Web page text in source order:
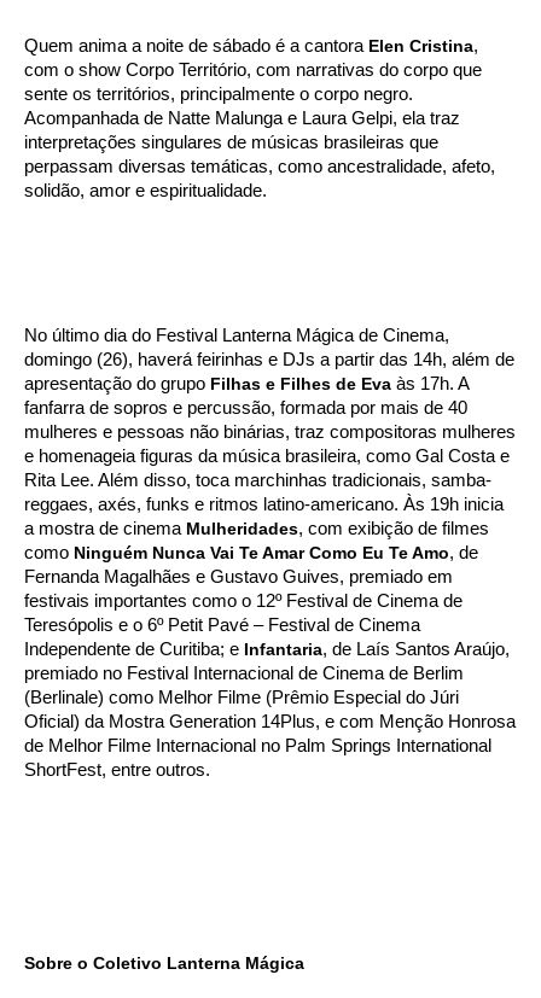
Quem anima a noite de sábado é a cantora Elen Cristina,
com o show Corpo Território, com narrativas do corpo que
sente os territórios, principalmente o corpo negro.
Acompanhada de Natte Malunga e Laura Gelpi, ela traz
interpretações singulares de músicas brasileiras que
perpassam diversas temáticas, como ancestralidade, afeto,
solidão, amor e espiritualidade.
No último dia do Festival Lanterna Mágica de Cinema,
domingo (26), haverá feirinhas e DJs a partir das 14h, além de
apresentação do grupo Filhas e Filhes de Eva às 17h. A
fanfarra de sopros e percussão, formada por mais de 40
mulheres e pessoas não binárias, traz compositoras mulheres
e homenageia figuras da música brasileira, como Gal Costa e
Rita Lee. Além disso, toca marchinhas tradicionais, samba-
reggaes, axés, funks e ritmos latino-americano. Às 19h inicia
a mostra de cinema Mulheridades, com exibição de filmes
como Ninguém Nunca Vai Te Amar Como Eu Te Amo, de
Fernanda Magalhães e Gustavo Guives, premiado em
festivais importantes como o 12º Festival de Cinema de
Teresópolis e o 6º Petit Pavé – Festival de Cinema
Independente de Curitiba; e Infantaria, de Laís Santos Araújo,
premiado no Festival Internacional de Cinema de Berlim
(Berlinale) como Melhor Filme (Prêmio Especial do Júri
Oficial) da Mostra Generation 14Plus, e com Menção Honrosa
de Melhor Filme Internacional no Palm Springs International
ShortFest, entre outros.
Sobre o Coletivo Lanterna Mágica